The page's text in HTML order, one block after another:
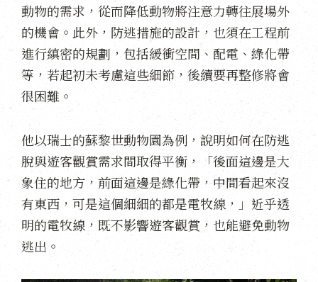
動物的需求，從而降低動物將注意力轉往展場外
的機會。此外，防逃措施的設計，也須在工程前
進行縝密的規劃，包括緩衝空間、配電、綠化帶
等，若起初未考慮這些細節，後續要再整修將會
很困難。
他以瑞士的蘇黎世動物園為例，說明如何在防逃
脫與遊客觀賞需求間取得平衡，「後面這邊是大
象住的地方，前面這邊是綠化帶，中間看起來沒
有東西，可是這個細細的都是電牧線，」近乎透
明的電牧線，既不影響遊客觀賞，也能避免動物
逃出。